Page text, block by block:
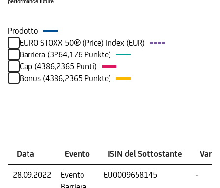
performance future.
Prodotto
EURO STOXX 50® (Price) Index (EUR)
Barriera (3264,176 Punkte)
Cap (4386,2365 Punti)
Bonus (4386,2365 Punkte)
Data Evento ISIN del Sottostante
28.09.2022
Evento
EU0009658145 -